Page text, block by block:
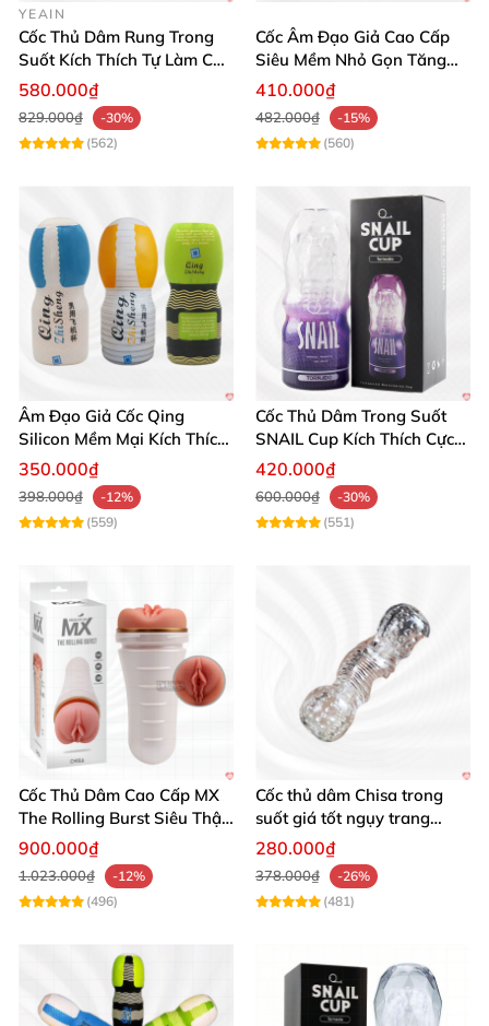
nghiệm khác biệt." – Lê Anh Dũng
Đừng chần chừ nữa, hãy chọn ngay Cốc thủ dâm cao
hảo và nâng cao chất lượng sinh lý! Mua hàng ngay
hôm nay để tận hưởng mọi lợi ích tuyệt vời từ siêu
phẩm Nhật Bản này! 💥🔥
YEAIN
Cốc Thủ Dâm Rung Trong
Suốt Kích Thích Tự Làm Chủ
Bản Thân
580.000₫
829.000₫
-30%
(562)
Cốc Âm Đạo Giả Cao Cấp
Siêu Mềm Nhỏ Gọn Tăng
Khoái Cảm
410.000₫
482.000₫
-15%
(560)
Âm Đạo Giả Cốc Qing
Silicon Mềm Mại Kích Thích
Cực Mạnh
350.000₫
398.000₫
-12%
(559)
Cốc Thủ Dâm Trong Suốt
SNAIL Cup Kích Thích Cực
Đỉnh
420.000₫
600.000₫
-30%
(551)
Cốc Thủ Dâm Cao Cấp MX
The Rolling Burst Siêu Thật,
Bền
900.000₫
1.023.000₫
-12%
(496)
Cốc thủ dâm Chisa trong
suốt giá tốt ngụy trang
hoàn hảo
280.000₫
378.000₫
-26%
(481)